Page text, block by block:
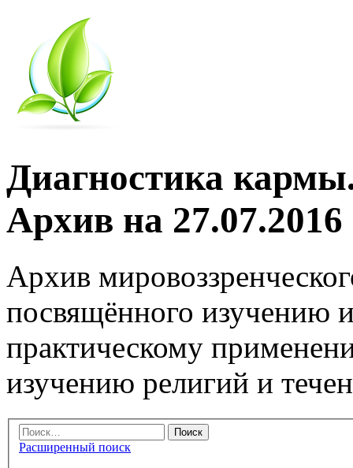
Диагностика
Архив на 27.07.2016
Архив
посвящённого изучению
практическому
изучению религий и
Расширенный поиск